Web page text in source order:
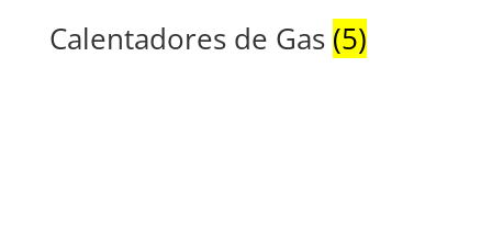
Calentadores de Gas (5)